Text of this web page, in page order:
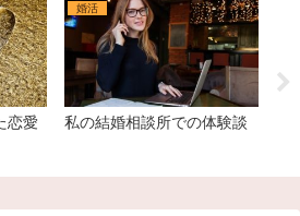
ティ
婚活パーティー
婚活パーティーでのアラサ